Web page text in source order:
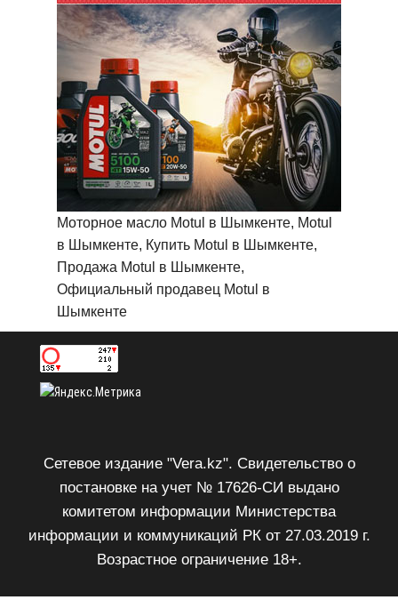
Моторное масло Motul в Шымкенте, Motul
в Шымкенте, Купить Motul в Шымкенте,
Продажа Motul в Шымкенте,
Официальный продавец Motul в
Шымкенте
Сетевое издание "Vera.kz". Свидетельство о
постановке на учет № 17626-СИ выдано
комитетом информации Министерства
информации и коммуникаций РК от 27.03.2019 г.
Возрастное ограничение 18+.